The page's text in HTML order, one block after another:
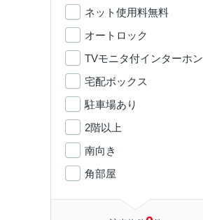
ネット使用料無料
オートロック
TVモニタ付インターホン
宅配ボックス
駐車場あり
2階以上
南向き
角部屋